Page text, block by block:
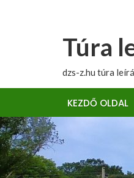
Túra
dzs-z.hu túra
KEZDŐ OLDAL